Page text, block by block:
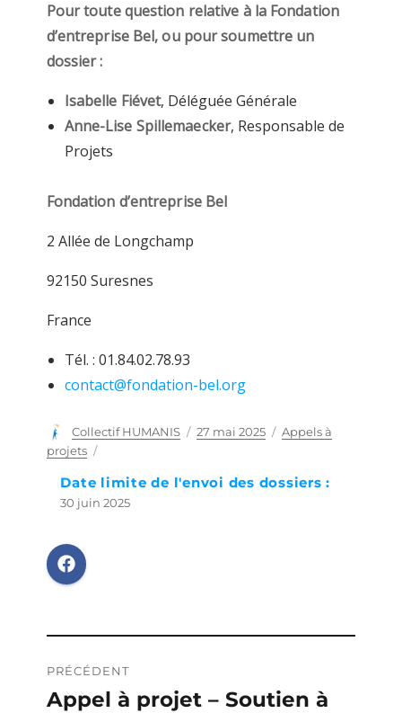
Pour toute question relative à la Fondation
d’entreprise Bel, ou pour soumettre un
dossier :
Isabelle Fiévet, Déléguée Générale
Anne-Lise Spillemaecker, Responsable de
Projets
Fondation d’entreprise Bel
2 Allée de Longchamp
92150 Suresnes
France
Tél. : 01.84.02.78.93
contact@fondation-bel.org
Auteur
Collectif HUMANIS
Publié
27 mai 2025 Catégories
Appels à
projets
Date limite de l'envoi des dossiers :
30 juin 2025
de
PRÉCÉDENT
Publication
Appel à projet – Soutien à